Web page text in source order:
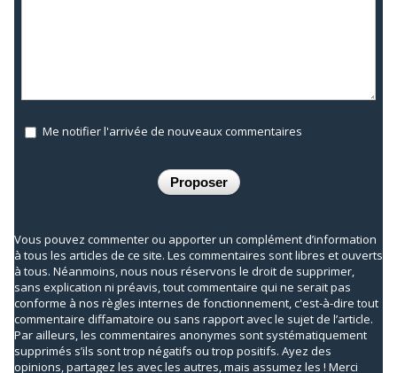
Me notifier l'arrivée de nouveaux commentaires
Vous pouvez commenter ou apporter un complément d’information
à tous les articles de ce site. Les commentaires sont libres et ouverts
à tous. Néanmoins, nous nous réservons le droit de supprimer,
sans explication ni préavis, tout commentaire qui ne serait pas
conforme à nos règles internes de fonctionnement, c'est-à-dire tout
commentaire diffamatoire ou sans rapport avec le sujet de l’article.
Par ailleurs, les commentaires anonymes sont systématiquement
supprimés s’ils sont trop négatifs ou trop positifs. Ayez des
opinions, partagez les avec les autres, mais assumez les ! Merci